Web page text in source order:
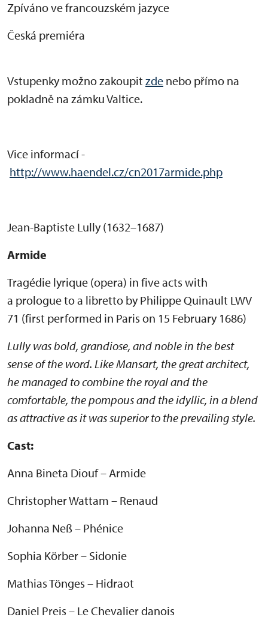
Zpíváno ve francouzském jazyce
Česká premiéra
Vstupenky možno zakoupit zde nebo přímo na
pokladně na zámku Valtice.
Vice informací -
http://www.haendel.cz/cn2017armide.php
Jean-Baptiste Lully (1632–1687)
Armide
Tragédie lyrique (opera) in five acts with
a prologue to a libretto by Philippe Quinault LWV
71 (first performed in Paris on 15 February 1686)
Lully was bold, grandiose, and noble in the best
sense of the word. Like Mansart, the great architect,
he managed to combine the royal and the
comfortable, the pompous and the idyllic, in a blend
as attractive as it was superior to the prevailing style.
Cast:
Anna Bineta Diouf – Armide
Christopher Wattam – Renaud
Johanna Neß – Phénice
Sophia Körber – Sidonie
Mathias Tönges – Hidraot
Daniel Preis – Le Chevalier danois